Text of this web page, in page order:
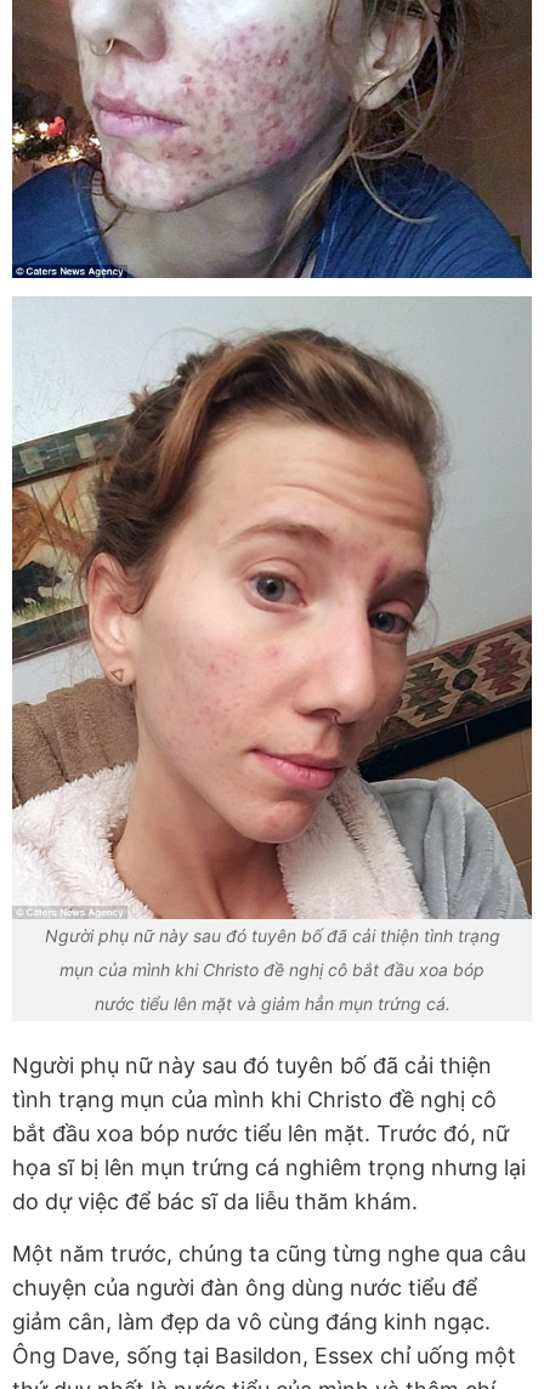
Người phụ nữ này sau đó tuyên bố đã cải thiện tình trạng
mụn của mình khi Christo đề nghị cô bắt đầu xoa bóp
nước tiểu lên mặt và giảm hẳn mụn trứng cá.
Người phụ nữ này sau đó tuyên bố đã cải thiện
tình trạng mụn của mình khi Christo đề nghị cô
bắt đầu xoa bóp nước tiểu lên mặt. Trước đó, nữ
họa sĩ bị lên mụn trứng cá nghiêm trọng nhưng lại
do dự việc để bác sĩ da liễu thăm khám.
Một năm trước, chúng ta cũng từng nghe qua câu
chuyện của người đàn ông dùng nước tiểu để
giảm cân, làm đẹp da vô cùng đáng kinh ngạc.
Ông Dave, sống tại Basildon, Essex chỉ uống một